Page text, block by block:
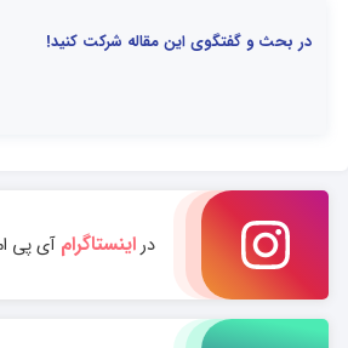
در بحث و گفتگوی این مقاله شرکت کنید!
دراینستاگرامآی پی